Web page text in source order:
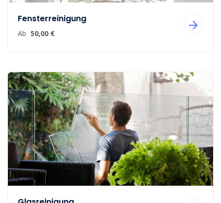
Fensterreinigung
Ab 50,00 €